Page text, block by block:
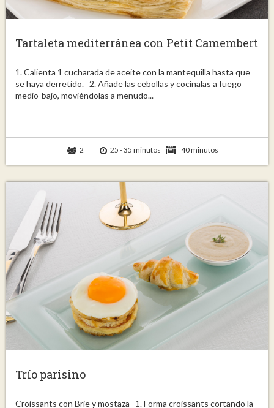
Tartaleta mediterránea con Petit Camembert
1. Calienta 1 cucharada de aceite con la mantequilla hasta que
se haya derretido. 2. Añade las cebollas y cocínalas a fuego
medio-bajo, moviéndolas a menudo...
2 25 - 35 minutos 40 minutos
Trío parisino
Croissants con Brie y mostaza 1. Forma croissants cortando la